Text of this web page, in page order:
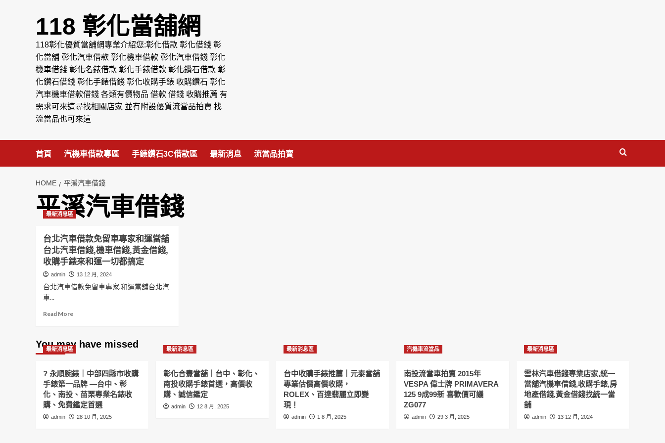
118 彰化當舖網
118彰化優質當舖網專業介紹您:彰化借款 彰化借錢 彰
化當舖 彰化汽車借款 彰化機車借款 彰化汽車借錢 彰化
機車借錢 彰化名錶借款 彰化手錶借款 彰化鑽石借款 彰
化鑽石借錢 彰化手錶借錢 彰化收購手錶 收購鑽石 彰化
汽車機車借款借錢 各類有價物品 借款 借錢 收購推薦 有
需求可來這尋找相關店家 並有附設優質流當品拍賣 找
流當品也可來這
首頁 汽機車借款專區 手錶鑽石3C借款區 最新消息 流當品拍賣
HOME 平溪汽車借錢
平溪汽車借錢
最新消息區
台北汽車借款免留車專家和運當舖
台北汽車借錢,機車借錢,黃金借錢,
收購手錶來和運一切都搞定
admin 13 12 月, 2024
台北汽車借款免留車專家,和運當舖台北汽
車...
Read MoreRead
台
北
車
借
款
免
留
車
You may have missed
最新消息區
? 永順腕錶｜中部四縣市收購
手錶第一品牌 —台中、彰
化、南投、苗栗專業名錶收
購、免費鑑定首選
admin 28 10 月, 2025
最新消息區
彰化合豐當舖｜台中、彰化、
南投收購手錶首選，高價收
購、誠信鑑定
admin 12 8 月, 2025
最新消息區
台中收購手錶推薦｜元泰當舖
專業估價高價收購，
ROLEX、百達翡麗立即變
現！
admin 1 8 月, 2025
汽機車流當品
南投流當車拍賣 2015年
VESPA 偉士牌 PRIMAVERA
125 9成99新 喜歡價可議
ZG077
admin 29 3 月, 2025
最新消息區
雲林汽車借錢專業店家,統一
當舖汽機車借錢,收購手錶,房
地產借錢,黃金借錢找統一當
舖
admin 13 12 月, 2024